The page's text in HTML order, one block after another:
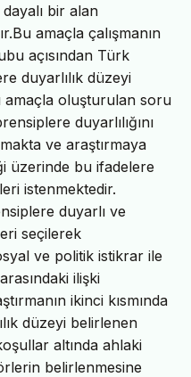
bir alan
amaçla çalışmanın
açısından Türk
duyarlılık düzeyi
amaçla oluşturulan soru
duyarlılığını
ve araştırmaya
üzerinde bu ifadelere
istenmektedir.
duyarlı ve
seçilerek
ve politik istikrar ile
ilişki
ikinci kısmında
düzeyi belirlenen
altında ahlaki
belirlenmesine